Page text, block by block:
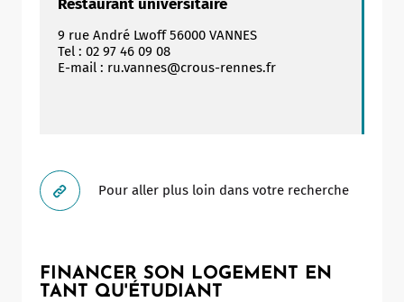
Restaurant universitaire
9 rue André Lwoff 56000 VANNES
Tel : 02 97 46 09 08
E-mail : ru.vannes@crous-rennes.fr
Pour aller plus loin dans votre recherche
FINANCER SON LOGEMENT EN
TANT QU'ÉTUDIANT